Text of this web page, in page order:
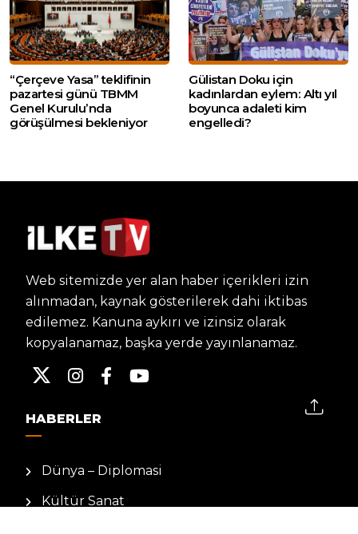
“Çerçeve Yasa” teklifinin
pazartesi günü TBMM
Genel Kurulu’nda
görüşülmesi bekleniyor
Gülistan Doku için
kadınlardan eylem: Altı yıl
boyunca adaleti kim
engelledi?
Web sitemizde yer alan haber içerikleri izin
alınmadan, kaynak gösterilerek dahi iktibas
edilemez. Kanuna aykırı ve izinsiz olarak
kopyalanamaz, başka yerde yayınlanamaz.
HABERLER
Dünya – Diplomasi
Kültür Sanat